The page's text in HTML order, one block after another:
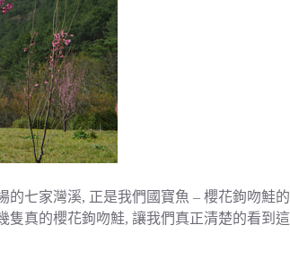
七家灣溪, 正是我們國寶魚 – 櫻花鉤吻鮭的
隻真的櫻花鉤吻鮭, 讓我們真正清楚的看到這